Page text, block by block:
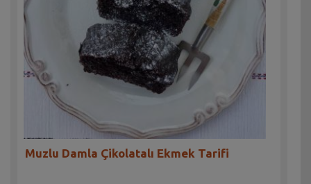
Muzlu Damla Çikolatalı Ekmek Tarifi